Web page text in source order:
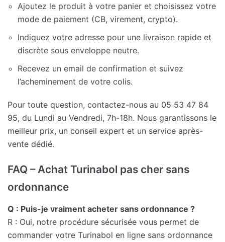
Ajoutez le produit à votre panier et choisissez votre
mode de paiement (CB, virement, crypto).
Indiquez votre adresse pour une livraison rapide et
discrète sous enveloppe neutre.
Recevez un email de confirmation et suivez
l’acheminement de votre colis.
Pour toute question, contactez-nous au 05 53 47 84
95, du Lundi au Vendredi, 7h-18h. Nous garantissons le
meilleur prix, un conseil expert et un service après-
vente dédié.
FAQ – Achat Turinabol pas cher sans
ordonnance
Q : Puis-je vraiment acheter sans ordonnance ?
R : Oui, notre procédure sécurisée vous permet de
commander votre Turinabol en ligne sans ordonnance